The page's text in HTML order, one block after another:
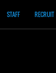
STAFF RECRUIT